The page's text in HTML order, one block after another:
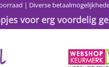
| Diverse
voor erg voordelig